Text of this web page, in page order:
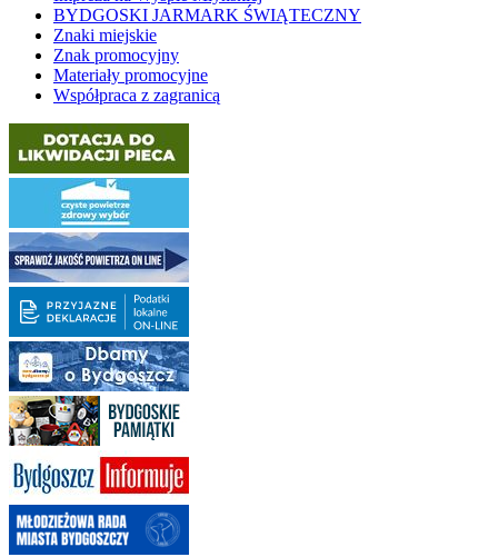
BYDGOSKI JARMARK ŚWIĄTECZNY
Znaki miejskie
Znak promocyjny
Materiały promocyjne
Współpraca z zagranicą